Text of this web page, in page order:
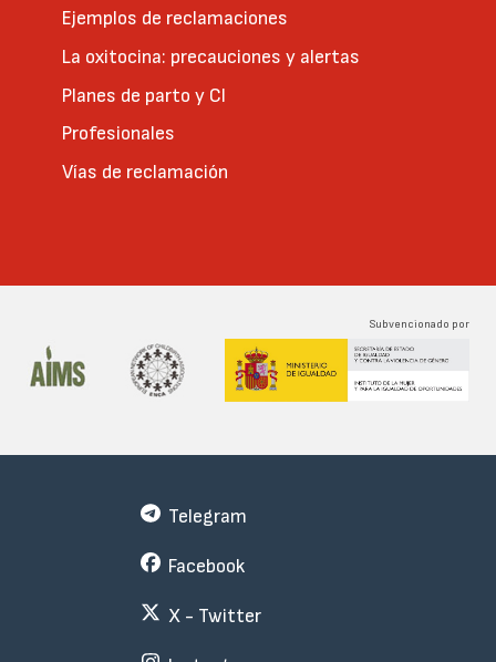
Ejemplos de reclamaciones
La oxitocina: precauciones y alertas
Planes de parto y CI
Profesionales
Vías de reclamación
Subvencionado por
Telegram
Facebook
X - Twitter